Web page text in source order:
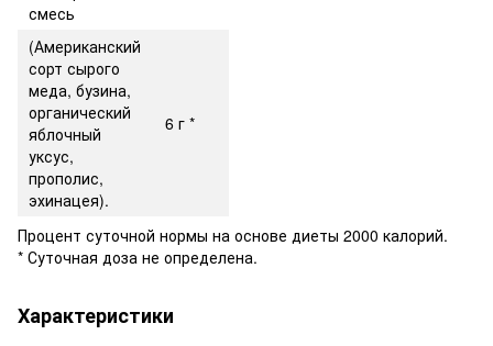
смесь
(Американский
сорт сырого
меда, бузина,
органический
яблочный
уксус,
прополис,
эхинацея).
6 г *
Процент суточной нормы на основе диеты 2000 калорий.
* Суточная доза не определена.
Характеристики